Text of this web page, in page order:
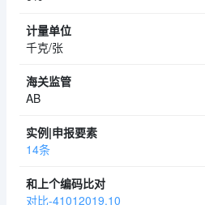
千克/张
AB
14条
对比-41012019.10